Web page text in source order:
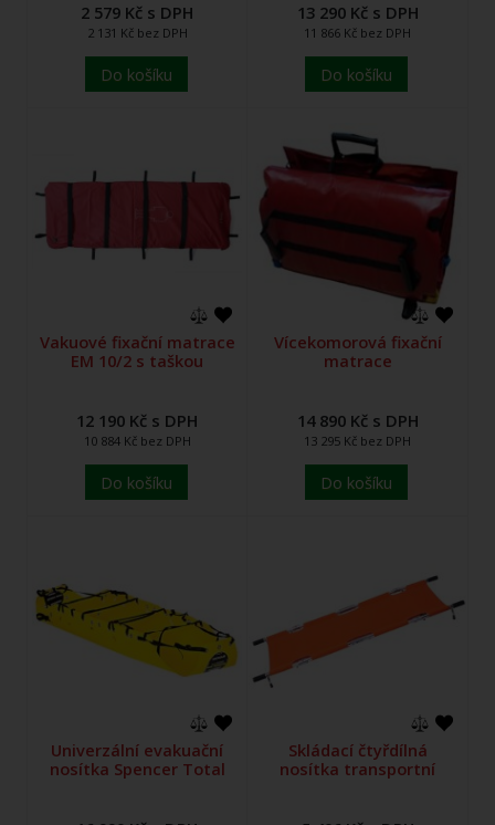
2 579 Kč s DPH
2 131 Kč bez DPH
Do košíku
13 290 Kč s DPH
11 866 Kč bez DPH
Do košíku
Vakuové fixační matrace
EM 10/2 s taškou
12 190 Kč s DPH
10 884 Kč bez DPH
Do košíku
Vícekomorová fixační
matrace
14 890 Kč s DPH
13 295 Kč bez DPH
Do košíku
Univerzální evakuační
nosítka Spencer Total
Skládací čtyřdílná
nosítka transportní